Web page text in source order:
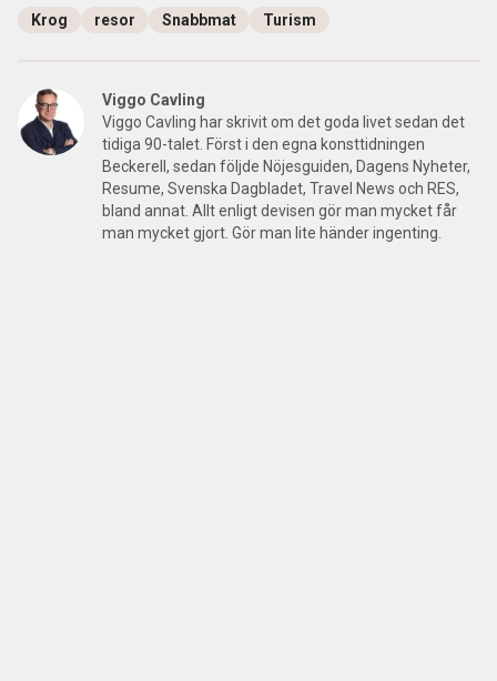
Krog resor Snabbmat Turism
Viggo Cavling
Viggo Cavling har skrivit om det goda livet sedan det
tidiga 90-talet. Först i den egna konsttidningen
Beckerell, sedan följde Nöjesguiden, Dagens Nyheter,
Resume, Svenska Dagbladet, Travel News och RES,
bland annat. Allt enligt devisen gör man mycket får
man mycket gjort. Gör man lite händer ingenting.